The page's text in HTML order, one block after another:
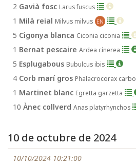
2 Gavià fosc Larus fuscus
1 Milà reial Milvus milvus EN
5 Cigonya blanca Ciconia ciconia
1 Bernat pescaire Ardea cinerea
5 Esplugabous Bubulcus ibis
4 Corb marí gros Phalacrocorax carbo
1 Martinet blanc Egretta garzetta
10 Ànec collverd Anas platyrhynchos
10 de octubre de 2024
10/10/2024 10:21:00